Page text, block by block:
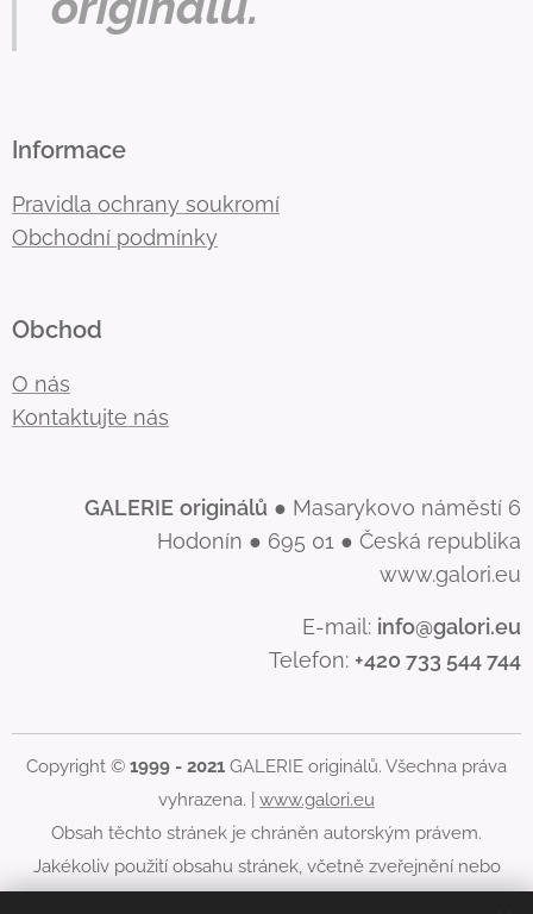
Informace
Pravidla ochrany soukromí
Obchodní podmínky
Obchod
O nás
Kontaktujte nás
GALERIE originálů ● Masarykovo náměstí 6
Hodonín ● 695 01 ● Česká republika
www.galori.eu
E-mail: info@galori.eu
Telefon: +420 733 544 744
Copyright © 1999 - 2021 GALERIE originálů. Všechna práva
vyhrazena. | www.galori.eu
Obsah těchto stránek je chráněn autorským právem.
Jakékoliv použití obsahu stránek, včetně zveřejnění nebo